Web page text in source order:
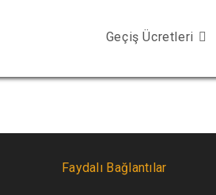
Geçiş Ücretleri
Faydalı Bağlantılar